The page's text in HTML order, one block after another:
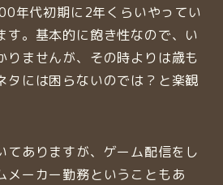
年代初期に2年くらいやってい
す。基本的に飽き性なので、い
りませんが、その時よりは歳も
タには困らないのでは？と楽観
てありますが、ゲーム配信をし
メーカー勤務ということもあ